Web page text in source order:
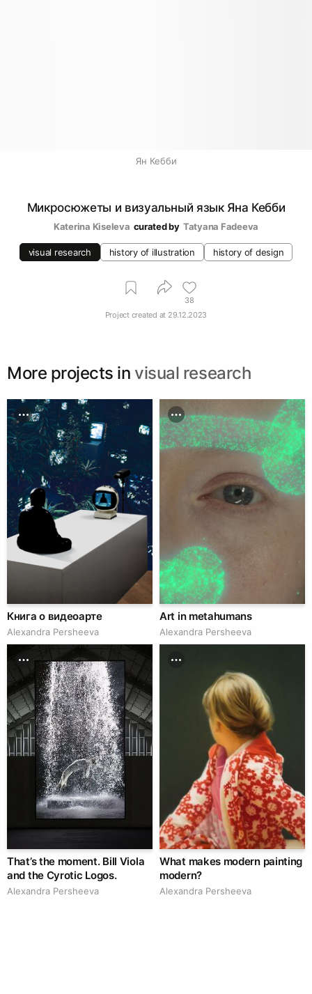
Ян Кебби
Микросюжеты и визуальный язык Яна Кебби
Katerina Kiseleva curated by Tatyana Fadeeva
visual research history of illustration history of design
38
Project created at 29.12.2023
More projects in visual research
Книга о видеоарте
Alexandra Persheeva
Art in metahumans
Alexandra Persheeva
That’s the moment. Bill Viola
and the Cyrotic Logos.
Alexandra Persheeva
What makes modern painting
modern?
Alexandra Persheeva